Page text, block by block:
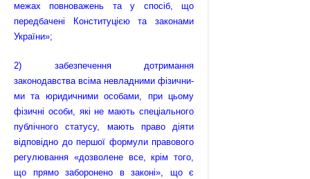
межах повноважень та у спосіб, що
передбачені Конституцією та законами
України»;
2) забезпечення дотримання
законодавства всіма невладними фізични­
ми та юридичними особами, при цьому
фізичні особи, які не мають спеціального
публічного статусу, мають право діяти
відповідно до першої формули правового
регулювання «дозволене все, крім того,
що прямо заборонено в законі», що є